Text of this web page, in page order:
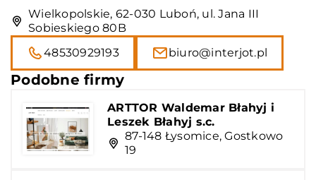
Wielkopolskie, 62-030 Luboń, ul. Jana III
Sobieskiego 80B
48530929193
biuro@interjot.pl
Podobne firmy
ARTTOR Waldemar Błahyj i
Leszek Błahyj s.c.
87-148 Łysomice, Gostkowo
19